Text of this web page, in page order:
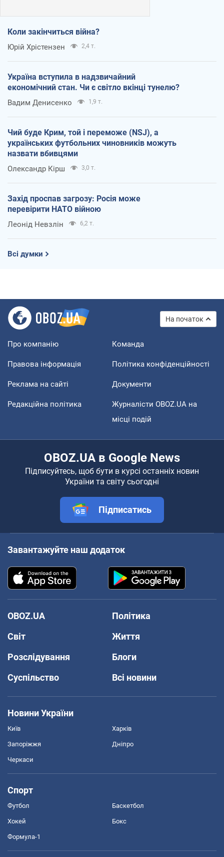
Коли закінчиться війна?
Юрій Хрістензен 2,4 т.
Україна вступила в надзвичайний
економічний стан. Чи є світло вкінці тунелю?
Вадим Денисенко 1,9 т.
Чий буде Крим, той і переможе (NSJ), а
українських футбольних чиновників можуть
назвати вбивцями
Олександр Кірш 3,0 т.
Захід проспав загрозу: Росія може
перевірити НАТО війною
Леонід Невзлін 6,2 т.
Всі думки
На початок
Про компанію Команда
Правова інформація Політика конфіденційності
Реклама на сайті Документи
Редакційна політика
Журналісти OBOZ.UA на
місці подій
OBOZ.UA в Google News
Підписуйтесь, щоб бути в курсі останніх новин
України та світу сьогодні
Підписатись
Завантажуйте наш додаток
OBOZ.UA
Політика
Світ
Життя
Розслідування
Блоги
Суспільство
Всі новини
Новини України
Київ Харків
Запоріжжя Дніпро
Черкаси
Спорт
Футбол Баскетбол
Хокей Бокс
Формула-1